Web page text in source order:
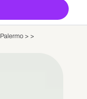
Palermo > >